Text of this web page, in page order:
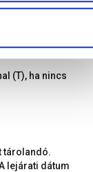
akkor az
(T), ha nincs
tárolandó.
lejárati dátum